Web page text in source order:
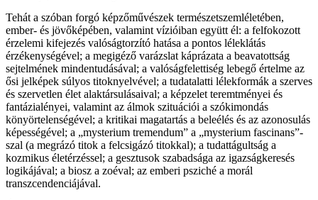
Tehát a szóban forgó képzőművészek természetszemléletében,
ember- és jövőképében, valamint vízióiban együtt él: a felfokozott
érzelemi kifejezés valóságtorzító hatása a pontos léleklátás
érzékenységével; a megigéző varázslat káprázata a beavatottság
sejtelmének mindentudásával; a valóságfelettiség lebegő értelme az
ősi jelképek súlyos titoknyelvével; a tudatalatti lélekformák a szerves
és szervetlen élet alaktársulásaival; a képzelet teremtményei és
fantázialényei, valamint az álmok szituációi a szókimondás
könyörtelenségével; a kritikai magatartás a beleélés és az azonosulás
képességével; a „mysterium tremendum” a „mysterium fascinans”-
szal (a megrázó titok a felcsigázó titokkal); a tudattágultság a
kozmikus életérzéssel; a gesztusok szabadsága az igazságkeresés
logikájával; a biosz a zoéval; az emberi psziché a morál
transzcendenciájával.